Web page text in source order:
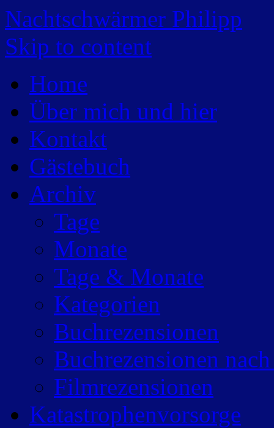
Nachtschwärmer Philipp
Skip to content
Home
Über mich und hier
Kontakt
Gästebuch
Archiv
Tage
Monate
Tage & Monate
Kategorien
Buchrezensionen
Buchrezensionen
Filmrezensionen
Katastrophenvorsorge